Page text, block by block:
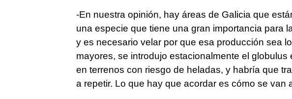
-En nuestra opinión, hay áreas de Galicia que
una especie que tiene una gran importancia para
y es necesario velar por que esa producción sea
mayores, se introdujo estacionalmente el
en terrenos con riesgo de heladas, y habría que
a repetir. Lo que hay que acordar es cómo se van